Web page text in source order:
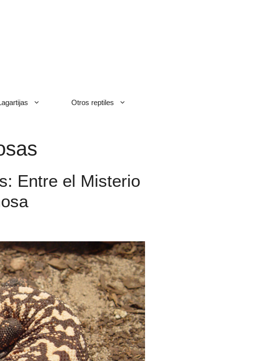
Otros reptiles
Entre el Misterio